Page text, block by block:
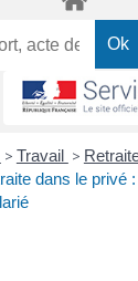
> Travail >
dans le privé